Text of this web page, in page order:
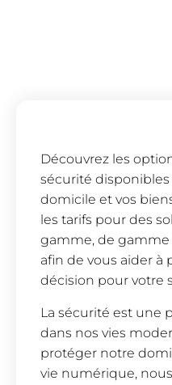
Découvrez les
sécurité
domicile et vos
les tarifs pour des
gamme, de gamme
afin de vous aider à
décision pour votre
La sécurité est une
dans nos vies
protéger notre
vie numérique,